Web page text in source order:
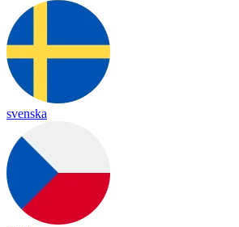
svenska